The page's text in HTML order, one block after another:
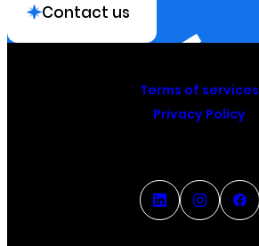
Contact us
Terms of services
Privacy Policy